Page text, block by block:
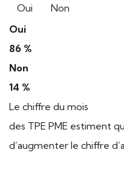
Oui
Non
Oui
86 %
Non
14 %
Le chiffre du mois
des TPE PME estiment
d’augmenter le chiffre